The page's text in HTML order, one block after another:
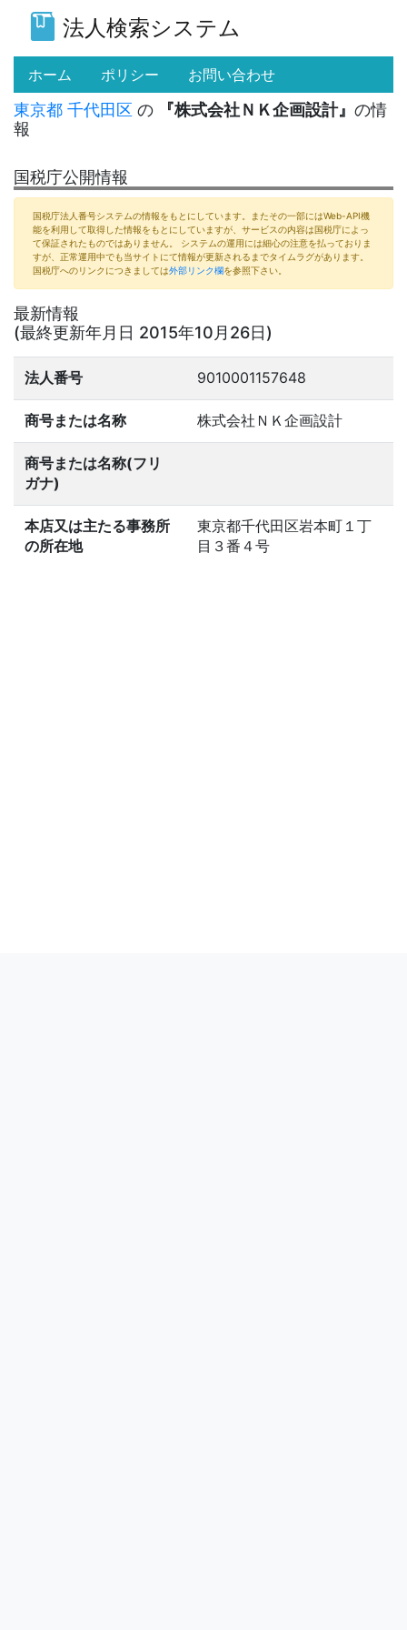
法人検索システム
ホーム (current)
ポリシー お問い合わせ
東京都 千代田区 の 『株式会社ＮＫ企画設計』 の情
報
国税庁公開情報
国税庁法人番号システムの情報をもとにしています。またその一部にはWeb-API機
能を利用して取得した情報をもとにしていますが、サービスの内容は国税庁によっ
て保証されたものではありません。 システムの運用には細心の注意を払っておりま
すが、正常運用中でも当サイトにて情報が更新されるまでタイムラグがあります。
国税庁へのリンクにつきましては外部リンク欄を参照下さい。
最新情報
(最終更新年月日 2015年10月26日)
法人番号 9010001157648
商号または名称 株式会社ＮＫ企画設計
商号または名称(フリ
ガナ)
本店又は主たる事務所
の所在地
東京都千代田区岩本町１丁
目３番４号